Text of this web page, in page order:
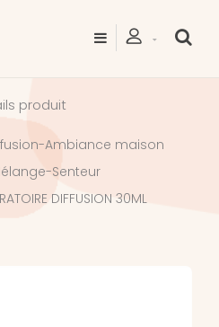
produit
Ambiance maison
Senteur
DIFFUSION 30ML